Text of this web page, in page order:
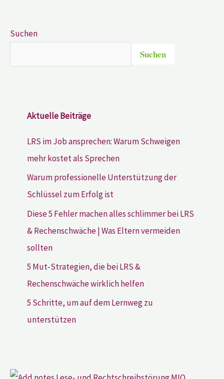
Suchen
Suchen
Aktuelle Beiträge
LRS im Job ansprechen: Warum Schweigen
mehr kostet als Sprechen
Warum professionelle Unterstützung der
Schlüssel zum Erfolg ist
Diese 5 Fehler machen alles schlimmer bei LRS
& Rechenschwäche | Was Eltern vermeiden
sollten
5 Mut-Strategien, die bei LRS &
Rechenschwäche wirklich helfen
5 Schritte, um auf dem Lernweg zu
unterstützen